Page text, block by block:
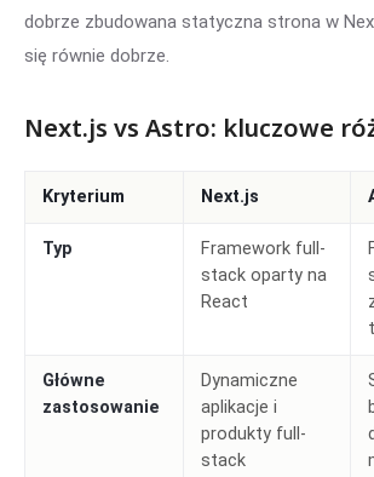
dobrze zbudowana statyczna strona w
się równie dobrze.
Next.js vs Astro: kluczowe
Kryterium Next.js
Typ
Framework full-
stack oparty na
React
Główne
zastosowanie
Dynamiczne
aplikacje i
produkty full-
stack